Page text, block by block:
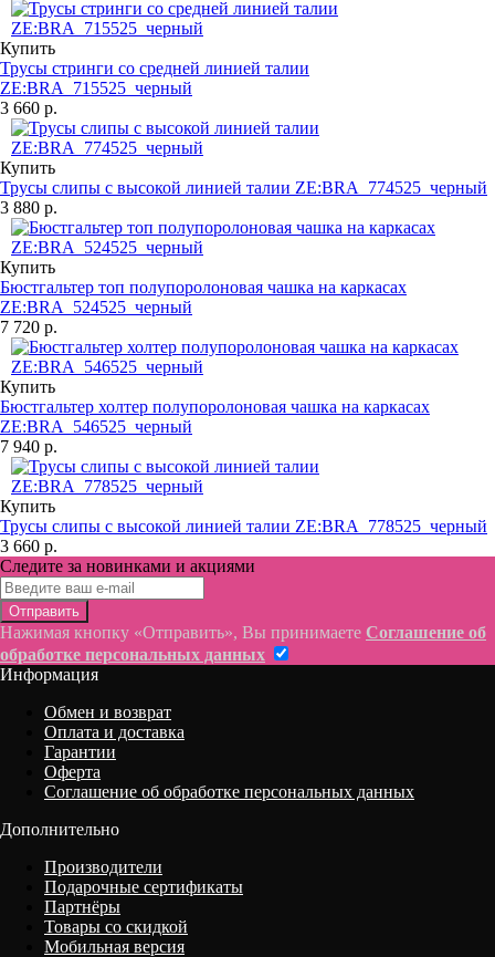
Купить
Трусы стринги со средней линией талии
ZE:BRA_715525_черный
3 660 р.
Купить
Трусы слипы с высокой линией талии ZE:BRA_774525_черный
3 880 р.
Купить
Бюстгальтер топ полупоролоновая чашка на каркасах
ZE:BRA_524525_черный
7 720 р.
Купить
Бюстгальтер холтер полупоролоновая чашка на каркасах
ZE:BRA_546525_черный
7 940 р.
Купить
Трусы слипы с высокой линией талии ZE:BRA_778525_черный
3 660 р.
Следите за новинками и акциями
Отправить
Нажимая кнопку «Отправить», Вы принимаете Соглашение об
обработке персональных данных
Информация
Обмен и возврат
Оплата и доставка
Гарантии
Оферта
Соглашение об обработке персональных данных
Дополнительно
Производители
Подарочные сертификаты
Партнёры
Товары со скидкой
Мобильная версия